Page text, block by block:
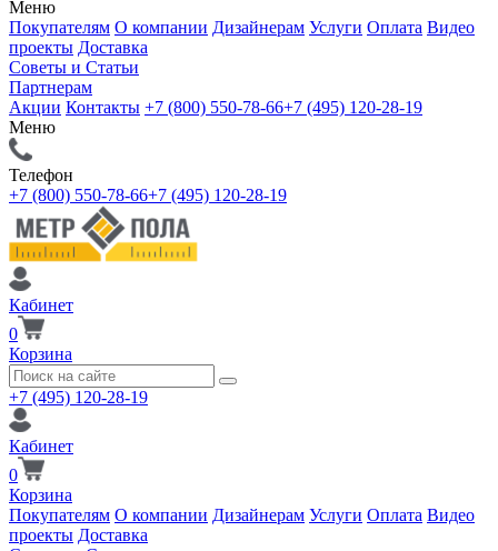
Меню
Покупателям О компании Дизайнерам Услуги Оплата Видео
проекты Доставка
Советы и Статьи
Партнерам
Акции Контакты +7 (800) 550-78-66+7 (495) 120-28-19
Меню
Телефон
+7 (800) 550-78-66+7 (495) 120-28-19
Кабинет
0
Корзина
+7 (495) 120-28-19
Кабинет
0
Корзина
Покупателям О компании Дизайнерам Услуги Оплата Видео
проекты Доставка